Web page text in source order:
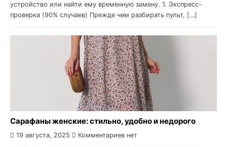
устройство или найти ему временную замену. 1. Экспресс-
проверка (90% случаев) Прежде чем разбирать пульт, […]
Сарафаны женские: стильно, удобно и недорого
19 августа, 2025 Комментариев нет